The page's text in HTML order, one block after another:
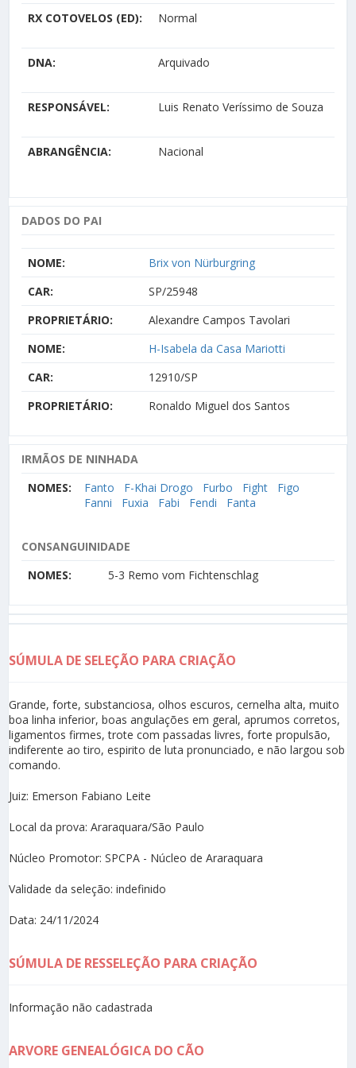
RX COTOVELOS (ED): Normal
DNA: Arquivado
RESPONSÁVEL: Luis Renato Veríssimo de Souza
ABRANGÊNCIA: Nacional
DADOS DO PAI
NOME:
Brix von Nürburgring
CAR:
SP/25948
PROPRIETÁRIO:
Alexandre Campos Tavolari
NOME:
H-Isabela da Casa Mariotti
CAR:
12910/SP
PROPRIETÁRIO:
Ronaldo Miguel dos Santos
IRMÃOS DE NINHADA
NOMES:
Fanto F-Khai Drogo Furbo Fight
Figo
Fanni
Fuxia Fabi Fendi Fanta
CONSANGUINIDADE
NOMES:
5-3 Remo vom Fichtenschlag
SÚMULA DE SELEÇÃO PARA CRIAÇÃO
Grande, forte, substanciosa, olhos escuros, cernelha alta, muito
boa linha inferior, boas angulações em geral, aprumos corretos,
ligamentos firmes, trote com passadas livres, forte propulsão,
indiferente ao tiro, espirito de luta pronunciado, e não largou sob
comando.
Juiz: Emerson Fabiano Leite
Local da prova: Araraquara/São Paulo
Núcleo Promotor: SPCPA - Núcleo de Araraquara
Validade da seleção: indefinido
Data: 24/11/2024
SÚMULA DE RESSELEÇÃO PARA CRIAÇÃO
Informação não cadastrada
ARVORE GENEALÓGICA DO CÃO